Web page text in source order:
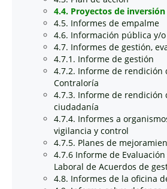
4.4. Proyectos de inversión
4.5. Informes de empalme
4.6. Información pública y/
4.7. Informes de gestión,
4.7.1. Informe de gestión
4.7.2. Informe de rendición
Contraloría
4.7.3. Informe de rendición
ciudadanía
4.7.4. Informes a
vigilancia y control
4.7.5. Planes de
4.7.6 Informe de
Laboral de Acuerdos de
4.8. Informes de la oficina